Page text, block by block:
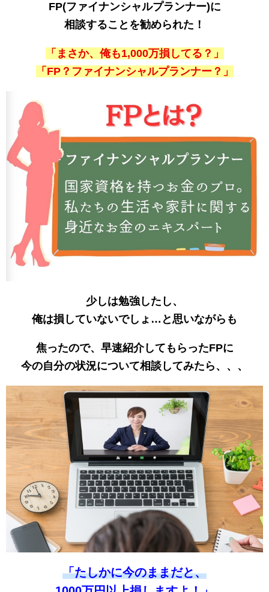
FP(ファイナンシャルプランナー)に
相談することを勧められた！
「まさか、俺も1,000万損してる？」
「FP？ファイナンシャルプランナー？」
少しは勉強したし、
俺は損していないでしょ…と思いながらも
焦ったので、早速紹介してもらったFPに
今の自分の状況について相談してみたら、、、
「たしかに今のままだと、